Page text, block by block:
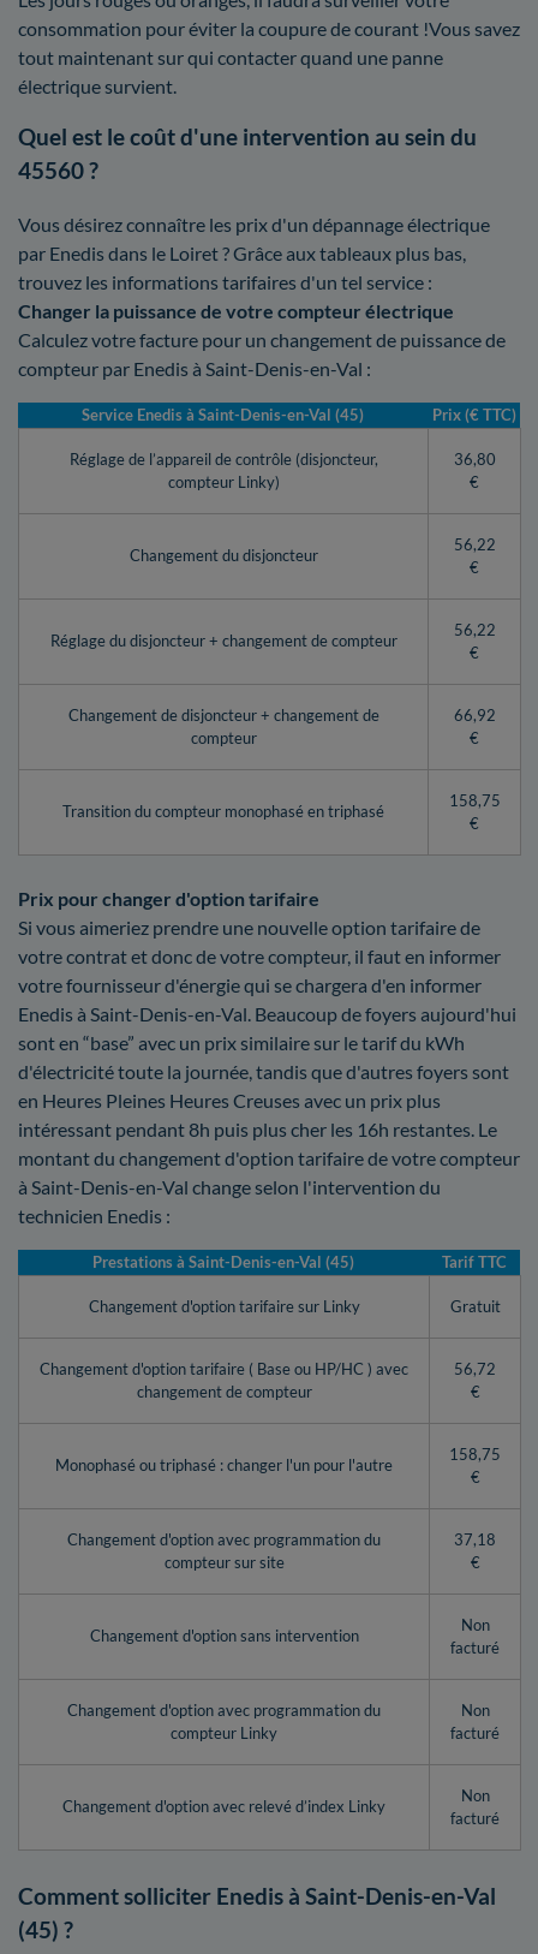
consommation pour éviter la coupure de courant !Vous savez
tout maintenant sur qui contacter quand une panne
électrique survient.
Quel est le coût d'une intervention au sein du
45560 ?
Vous désirez connaître les prix d'un dépannage électrique
par Enedis dans le Loiret ? Grâce aux tableaux plus bas,
trouvez les informations tarifaires d'un tel service :
Changer la puissance de votre compteur électrique
Calculez votre facture pour un changement de puissance de
compteur par Enedis à Saint-Denis-en-Val :
Service Enedis à Saint-Denis-en-Val (45) Prix (€ TTC)
Réglage de l’appareil de contrôle (disjoncteur,
compteur Linky)
36,80
€
Changement du disjoncteur
56,22
€
Réglage du disjoncteur + changement de compteur
56,22
€
Changement de disjoncteur + changement de
compteur
66,92
€
Transition du compteur monophasé en triphasé
158,75
€
Prix pour changer d'option tarifaire
Si vous aimeriez prendre une nouvelle option tarifaire de
votre contrat et donc de votre compteur, il faut en informer
votre fournisseur d'énergie qui se chargera d'en informer
Enedis à Saint-Denis-en-Val. Beaucoup de foyers aujourd'hui
sont en “base” avec un prix similaire sur le tarif du kWh
d'électricité toute la journée, tandis que d'autres foyers sont
en Heures Pleines Heures Creuses avec un prix plus
intéressant pendant 8h puis plus cher les 16h restantes. Le
montant du changement d'option tarifaire de votre compteur
à Saint-Denis-en-Val change selon l'intervention du
technicien Enedis :
Prestations à Saint-Denis-en-Val (45) Tarif TTC
Changement d'option tarifaire sur Linky Gratuit
Changement d'option tarifaire ( Base ou HP/HC ) avec
changement de compteur
56,72
€
Monophasé ou triphasé : changer l'un pour l'autre
158,75
€
Changement d'option avec programmation du
compteur sur site
37,18
€
Changement d'option sans intervention
Non
facturé
Changement d'option avec programmation du
compteur Linky
Non
facturé
Changement d'option avec relevé d’index Linky
Non
facturé
Comment solliciter Enedis à Saint-Denis-en-Val
(45) ?